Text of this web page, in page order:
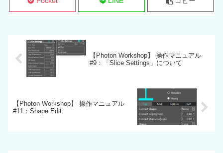
【Photon Workshop】 操作マニュアル
#9：「Slice Settings」について
【Photon Workshop】 操作マニュアル
#11：Shape Edit